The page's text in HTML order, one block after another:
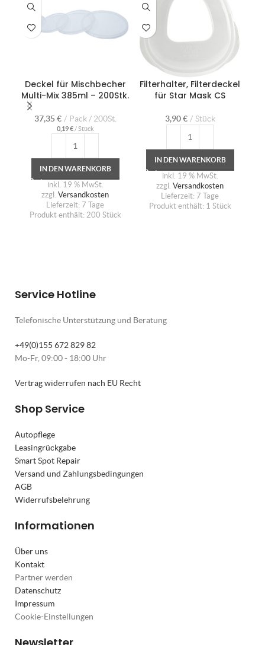
Deckel für Mischbecher
Multi-Mix 385ml – 200Stk.
37,35€ Pack / 200St.
0,19€/Stück
IN DEN WARENKORB
inkl. 19 % MwSt.
zzgl. Versandkosten
Lieferzeit: 7 Tage
Produkt enthält: 200 Stück
Filterhalter, Filterdeckel
für Star Mask CS
3,90€ Stück
IN DEN WARENKORB
inkl. 19 % MwSt.
zzgl. Versandkosten
Lieferzeit: 7 Tage
Produkt enthält: 1 Stück
Service Hotline
Telefonische Unterstützung und Beratung
+49(0)155 672 829 82
Mo-Fr, 09:00 - 18:00 Uhr
Vertrag widerrufen nach EU Recht
Shop Service
Autopflege
Leasingrückgabe
Smart Spot Repair
Versand und Zahlungsbedingungen
AGB
Widerrufsbelehrung
Informationen
Über uns
Kontakt
Partner werden
Datenschutz
Impressum
Cookie-Einstellungen